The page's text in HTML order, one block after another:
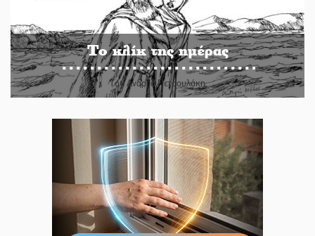
Το κλίκ της ημέρας
Του Ανδρέα Πετρουλάκη